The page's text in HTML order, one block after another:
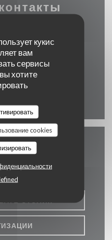
кукис
вам
сервисы
хотите
cookies
76480 jumieges
24 16
нами